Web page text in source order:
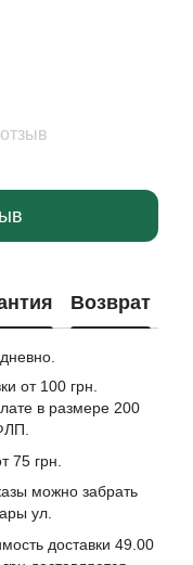
Возврат
от 100 грн.
в размере 200
75 грн.
можно забрать
ул.
доставки 49.00